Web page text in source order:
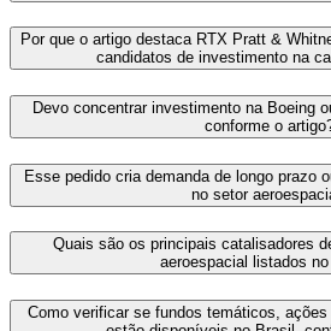
Por que o artigo destaca RTX Pratt &
candidatos de investimento na
Devo concentrar investimento na Boeing
conforme o
Esse pedido cria demanda de longo prazo
no setor
Quais são os principais catalisadores
aeroespacial listados
Como verificar se fundos temáticos,